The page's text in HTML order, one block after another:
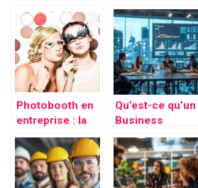
sans faire fuir
votre potentiel
investisseur ?
portage salarial
IT pour les
consultants en
informatique
Photobooth en
entreprise : la
location suffit-
elle ou faut-il
passer à l’achat
?
Qu’est-ce qu’un
Business
Review ?
Découvrez la
structure type
pour des revues